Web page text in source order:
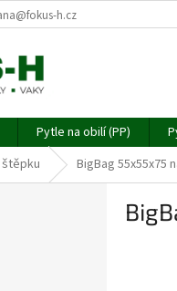
h.cz
Pytle na obilí (PP)
BigBag 55x55x75